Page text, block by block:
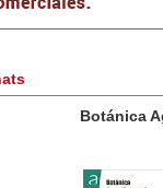
Agroalimentaria